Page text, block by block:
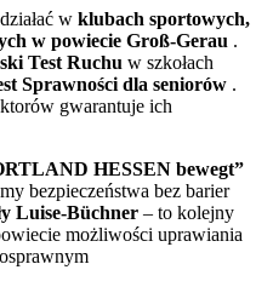
w klubach sportowych,
w powiecie Groß-Gerau .
Test Ruchu w szkołach
Sprawności dla seniorów .
gwarantuje ich
HESSEN bewegt”
bezpieczeństwa bez barier
Luise-Büchner – to kolejny
możliwości uprawiania